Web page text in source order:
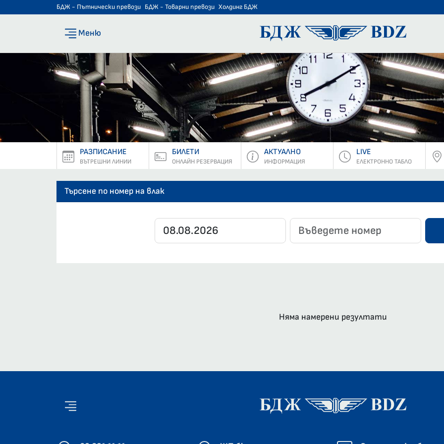
БДЖ - Пътнически превози БДЖ - Товарни превози Холдинг БДЖ
Меню БДЖ -
РАЗПИСАНИЕ
ВЪТРЕШНИ ЛИНИИ
БИЛЕТИ
ОНЛАЙН РЕЗЕРВАЦИЯ
АКТУАЛНО
ИНФОРМАЦИЯ
LIVE
ЕЛЕКТРОННО ТАБЛО
Търсене по номер на влак
Няма намерени резултати